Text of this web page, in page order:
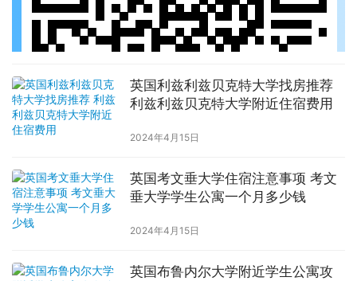
英国利兹利兹贝克特大学找房推荐
利兹利兹贝克特大学附近住宿费用
2024年4月15日
英国考文垂大学住宿注意事项 考文
垂大学学生公寓一个月多少钱
2024年4月15日
英国布鲁内尔大学附近学生公寓攻